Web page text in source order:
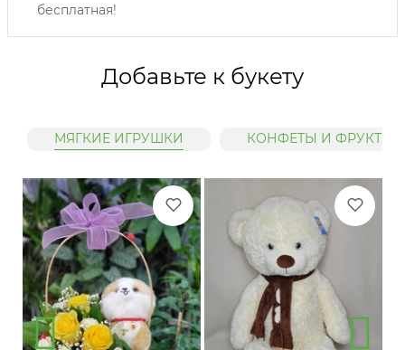
бесплатная!
Добавьте к букету
МЯГКИЕ ИГРУШКИ КОНФЕТЫ И ФРУКТЫ